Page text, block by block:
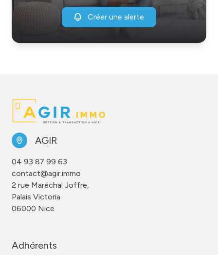
Créer une alerte
AGIR
04 93 87 99 63
contact@agir.immo
2 rue Maréchal Joffre,
Palais Victoria
06000 Nice
Adhérents